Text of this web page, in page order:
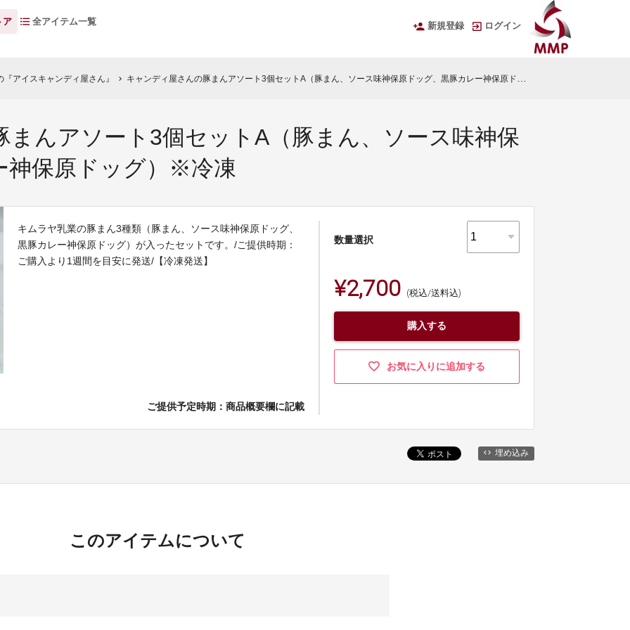
ア 全アイテム一覧 新規登録 ログイン
アイスキャンディ屋さん』 chevron_right キャンディ屋さんの豚まんアソート3個セットA（豚まん、ソース味神保原ドッグ、黒豚カレー神保原ドッグ）※冷凍
んアソート3個セットA（豚まん、ソース味神保
神保原ドッグ）※冷凍
キムラヤ乳業の豚まん3種類（豚まん、ソース味神保原ドッグ、
黒豚カレー神保原ドッグ）が入ったセットです。/ご提供時期：
ご購入より1週間を目安に発送/【冷凍発送】
ご提供予定時期：商品概要欄に記載
数量選択
¥2,700 (税込/送料込)
購入する
お気に入りに追加する
埋め込み
このアイテムについて